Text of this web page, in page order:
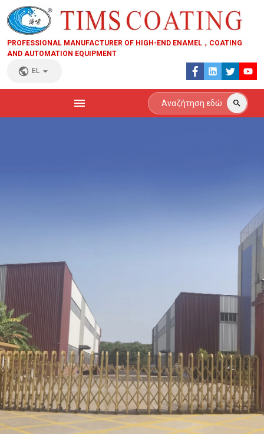
PROFESSIONAL MANUFACTURER OF HIGH-END ENAMEL，COATING
AND AUTOMATION EQUIPMENT
EL